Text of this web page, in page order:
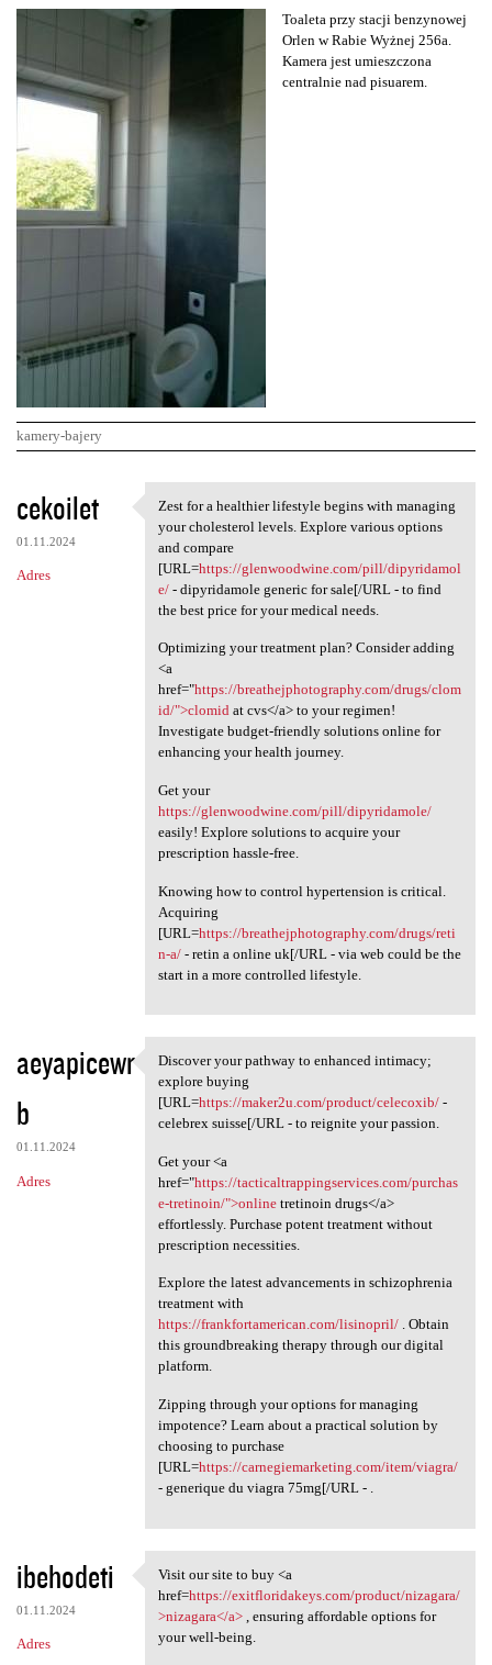
Toaleta przy stacji benzynowej
Orlen w Rabie Wyżnej 256a.
Kamera jest umieszczona
centralnie nad pisuarem.
kamery-bajery
K
o
m
e
cekoilet
01.11.2024
Adres
Zest for a healthier
Zest for a healthier lifestyle begins with managing
your cholesterol levels. Explore various options
and compare
[URL=https://glenwoodwine.com/pill/dipyridamol
e/- dipyridamole generic for sale[/URL - to find
the best price for your medical needs.
Optimizing your treatment plan? Consider adding
<a
href="https://breathejphotography.com/drugs/clom
id/">clomidat cvs</a> to your regimen!
Investigate budget-friendly solutions online for
enhancing your health journey.
Get your
https://glenwoodwine.com/pill/dipyridamole/
easily! Explore solutions to acquire your
prescription hassle-free.
Knowing how to control hypertension is critical.
Acquiring
[URL=https://breathejphotography.com/drugs/reti
n-a/- retin a online uk[/URL - via web could be the
start in a more controlled lifestyle.
aeyapicewr
b
01.11.2024
Adres
Discover your pathway to
Discover your pathway to enhanced intimacy;
explore buying
[URL=https://maker2u.com/product/celecoxib/-
celebrex suisse[/URL - to reignite your passion.
Get your <a
href="https://tacticaltrappingservices.com/purchas
e-tretinoin/">onlinetretinoin drugs</a>
effortlessly. Purchase potent treatment without
prescription necessities.
Explore the latest advancements in schizophrenia
treatment with
https://frankfortamerican.com/lisinopril/. Obtain
this groundbreaking therapy through our digital
platform.
Zipping through your options for managing
impotence? Learn about a practical solution by
choosing to purchase
[URL=https://carnegiemarketing.com/item/viagra/
- generique du viagra 75mg[/URL - .
ibehodeti
01.11.2024
Adres
Visit our site to buy <a href
Visit our site to buy <a
href=https://exitfloridakeys.com/product/nizagara/
>nizagara</a>, ensuring affordable options for
your well-being.